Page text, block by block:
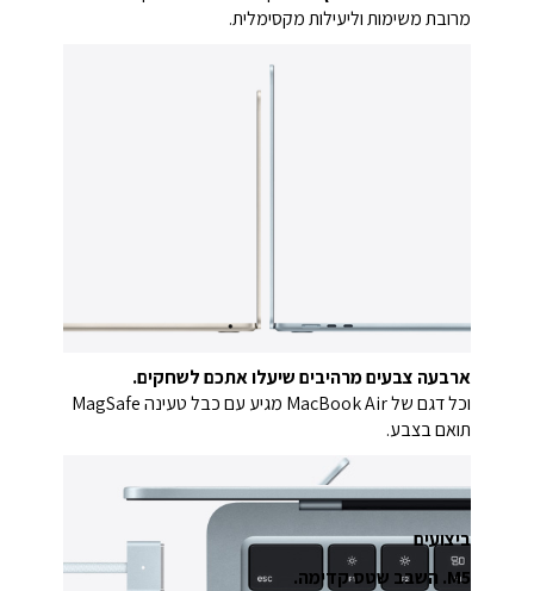
מרובת משימות וליעילות מקסימלית.
ארבעה צבעים מרהיבים שיעלו אתכם לשחקים.
וכל דגם של MacBook Air מגיע עם כבל טעינה MagSafe
תואם בצבע.
ביצועים
M5. השבב שטס קדימה.